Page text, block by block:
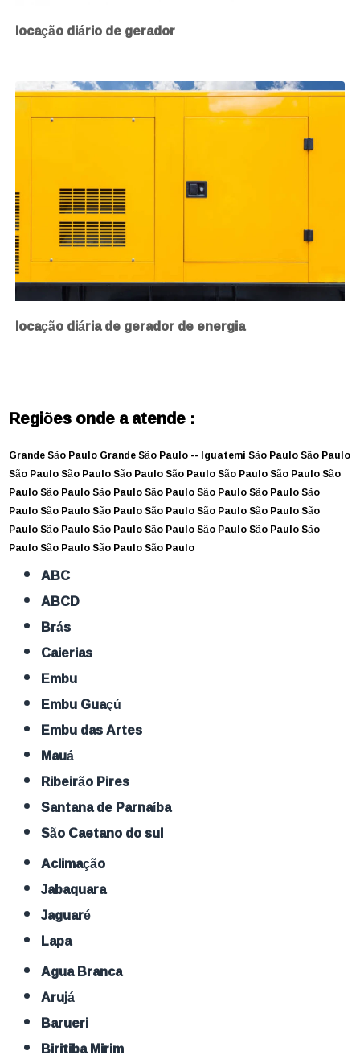
locação diário de gerador
locação diária de gerador de energia
Regiões onde a atende :
Grande São PauloGrande São Paulo -- IguatemiSão PauloSão Paulo
São PauloSão PauloSão PauloSão PauloSão PauloSão PauloSão
PauloSão PauloSão PauloSão PauloSão PauloSão PauloSão
PauloSão PauloSão PauloSão PauloSão PauloSão PauloSão
PauloSão PauloSão PauloSão PauloSão PauloSão PauloSão
PauloSão PauloSão PauloSão Paulo
ABC
ABCD
Brás
Caierias
Embu
Embu Guaçú
Embu das Artes
Mauá
Ribeirão Pires
Santana de Parnaíba
São Caetano do sul
Aclimação
Jabaquara
Jaguaré
Lapa
Agua Branca
Arujá
Barueri
Biritiba Mirim